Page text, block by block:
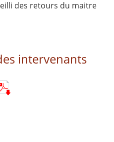
des retours du maitre
intervenants